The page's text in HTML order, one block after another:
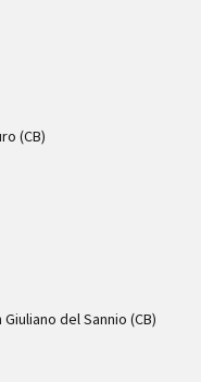
(CB)
del Sannio (CB)